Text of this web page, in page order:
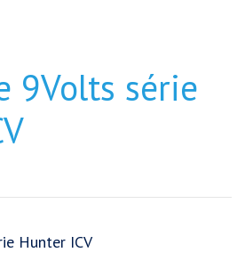
9Volts série
Hunter ICV